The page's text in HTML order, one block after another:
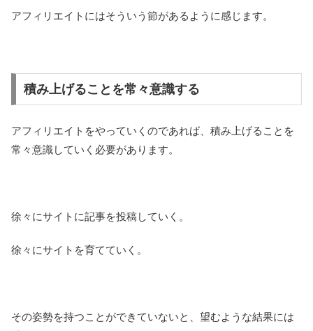
アフィリエイトにはそういう節があるように感じます。
積み上げることを常々意識する
アフィリエイトをやっていくのであれば、積み上げることを
常々意識していく必要があります。
徐々にサイトに記事を投稿していく。
徐々にサイトを育てていく。
その姿勢を持つことができていないと、望むような結果には